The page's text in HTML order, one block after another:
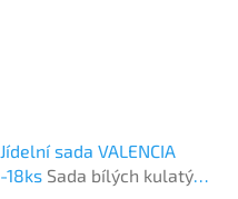
Jídelní sada VALENCIA
-18ks Sada bílých kulatých